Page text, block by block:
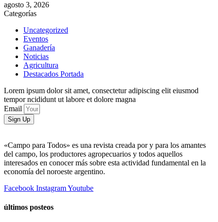
agosto 3, 2026
Categorías
Uncategorized
Eventos
Ganadería
Noticias
Agricultura
Destacados Portada
Lorem ipsum dolor sit amet, consectetur adipiscing elit eiusmod
tempor ncididunt ut labore et dolore magna
Email
Sign Up
«Campo para Todos» es una revista creada por y para los amantes
del campo, los productores agropecuarios y todos aquellos
interesados en conocer más sobre esta actividad fundamental en la
economía del noroeste argentino.
Facebook InstagramYoutube
últimos posteos